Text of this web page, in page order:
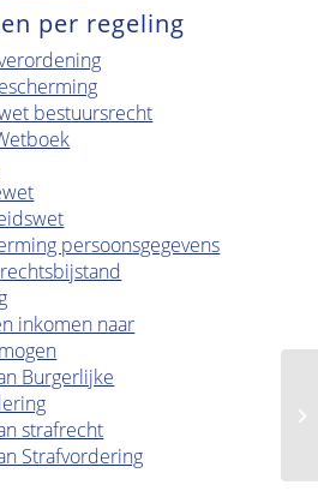
per regeling
bestuursrecht
persoonsgegevens
inkomen naar
Burgerlijke
strafrecht
Strafvordering